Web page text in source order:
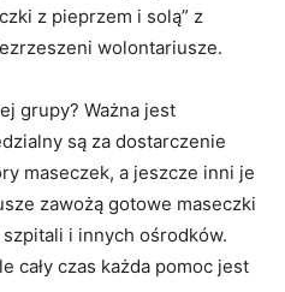
z pieprzem i solą” z
wolontariusze.
grupy? Ważna jest
są za dostarczenie
maseczek, a jeszcze inni je
zawożą gotowe maseczki
i innych ośrodków.
cały czas każda pomoc jest